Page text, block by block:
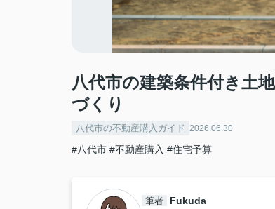
八代市の建築条件付き土
づくり
八代市の不動産購入ガイド 2026.06.30
#八代市 #不動産購入 #住宅予算
筆者 Fukuda